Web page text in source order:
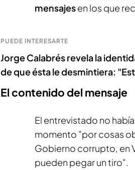
mensajesen los que
PUEDE INTERESARTE
Jorge Calabrés revela la
de que ésta le desmintiera:
El contenido del mensaje
El entrevistado no
momento "por cosas
Gobierno corrupto, en
pueden pegar un tiro".